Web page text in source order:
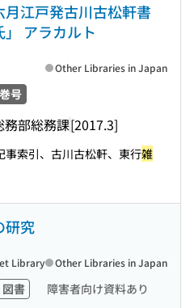
月江戸発古川古松軒書
アラカルト
号
務部総務課[2017.3]
Other Libraries in Japan
事索引、古川古松軒、東行雑
研究
図書 障害者向け資料あり
Library Other Libraries in Japan